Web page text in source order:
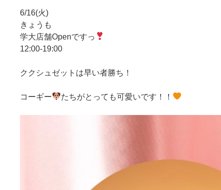
6/16(火)
きょうも
学大店舗Openですっ
12:00-19:00
ククシュゼットは早い者勝ち！
コーギー たちがとっても可愛いです！！